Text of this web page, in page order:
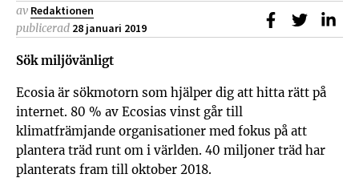
av Redaktionen
publicerad 28 januari 2019
Dela påDela på
Sök miljövänligt
Ecosia är sökmotorn som hjälper dig att hitta rätt på
internet. 80 % av Ecosias vinst går till
klimatfrämjande organisationer med fokus på att
plantera träd runt om i världen. 40 miljoner träd har
planterats fram till oktober 2018.